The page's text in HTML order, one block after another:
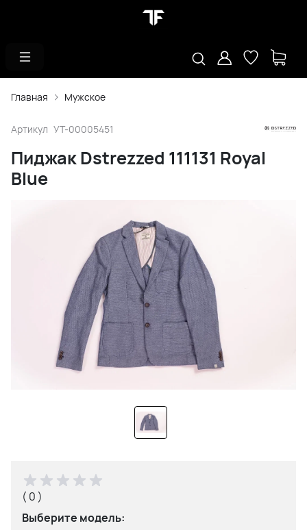
Главная Мужское
Артикул УТ-00005451
Пиджак Dstrezzed 111131 Royal
Blue
( 0 )
Выберите модель: